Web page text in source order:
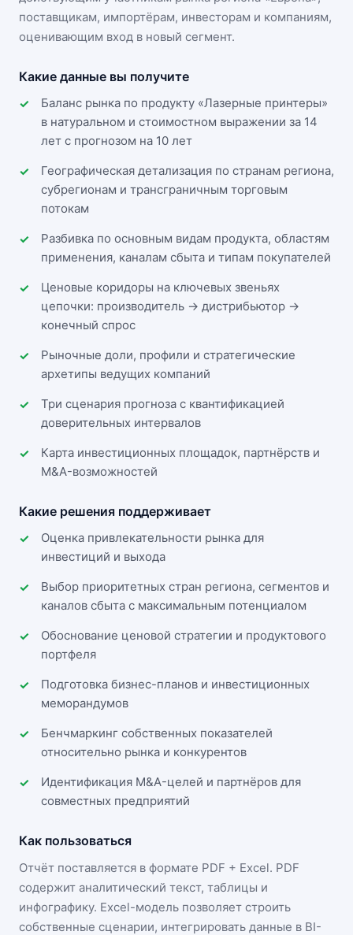
поставщикам, импортёрам, инвесторам и компаниям,
оценивающим вход в новый сегмент.
Какие данные вы получите
Баланс рынка по продукту «Лазерные принтеры»
в натуральном и стоимостном выражении за 14
лет с прогнозом на 10 лет
Географическая детализация по странам региона,
субрегионам и трансграничным торговым
потокам
Разбивка по основным видам продукта, областям
применения, каналам сбыта и типам покупателей
Ценовые коридоры на ключевых звеньях
цепочки: производитель → дистрибьютор →
конечный спрос
Рыночные доли, профили и стратегические
архетипы ведущих компаний
Три сценария прогноза с квантификацией
доверительных интервалов
Карта инвестиционных площадок, партнёрств и
M&A-возможностей
Какие решения поддерживает
Оценка привлекательности рынка для
инвестиций и выхода
Выбор приоритетных стран региона, сегментов и
каналов сбыта с максимальным потенциалом
Обоснование ценовой стратегии и продуктового
портфеля
Подготовка бизнес-планов и инвестиционных
меморандумов
Бенчмаркинг собственных показателей
относительно рынка и конкурентов
Идентификация M&A-целей и партнёров для
совместных предприятий
Как пользоваться
Отчёт поставляется в формате PDF + Excel. PDF
содержит аналитический текст, таблицы и
инфографику. Excel-модель позволяет строить
собственные сценарии, интегрировать данные в BI-